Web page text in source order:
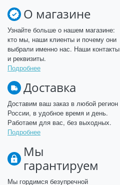
О магазине
Узнайте больше о нашем магазине:
кто мы, наши клиенты и почему они
выбрали именно нас. Наши контакты
и реквизиты.
Подробнее
Доставка
Доставим ваш заказ в любой регион
России, в удобное время и день.
Работаем для вас, без выходных.
Подробнее
Мы
гарантируем
Мы гордимся безупречной